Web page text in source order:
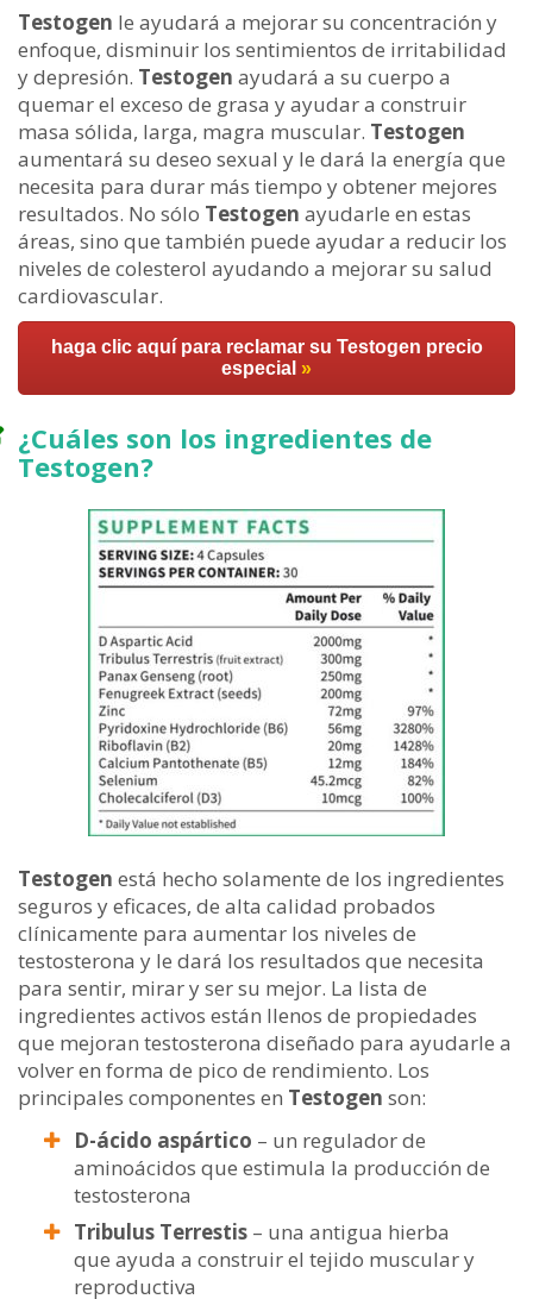
Testogen le ayudará a mejorar su concentración y
enfoque, disminuir los sentimientos de irritabilidad
y depresión. Testogen ayudará a su cuerpo a
quemar el exceso de grasa y ayudar a construir
masa sólida, larga, magra muscular. Testogen
aumentará su deseo sexual y le dará la energía que
necesita para durar más tiempo y obtener mejores
resultados. No sólo Testogen ayudarle en estas
áreas, sino que también puede ayudar a reducir los
niveles de colesterol ayudando a mejorar su salud
cardiovascular.
haga clic aquí para reclamar su Testogen precio
especial »
¿Cuáles son los ingredientes de
Testogen?
Testogen está hecho solamente de los ingredientes
seguros y eficaces, de alta calidad probados
clínicamente para aumentar los niveles de
testosterona y le dará los resultados que necesita
para sentir, mirar y ser su mejor. La lista de
ingredientes activos están llenos de propiedades
que mejoran testosterona diseñado para ayudarle a
volver en forma de pico de rendimiento. Los
principales componentes en Testogen son:
D-ácido aspártico – un regulador de
aminoácidos que estimula la producción de
testosterona
Tribulus Terrestis – una antigua hierba
que ayuda a construir el tejido muscular y
reproductiva